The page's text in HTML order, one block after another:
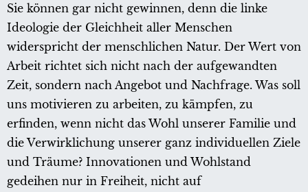
Sie können gar nicht gewinnen, denn die linke
Ideologie der Gleichheit aller Menschen
widerspricht der menschlichen Natur. Der Wert von
Arbeit richtet sich nicht nach der aufgewandten
Zeit, sondern nach Angebot und Nachfrage. Was soll
uns motivieren zu arbeiten, zu kämpfen, zu
erfinden, wenn nicht das Wohl unserer Familie und
die Verwirklichung unserer ganz individuellen Ziele
und Träume? Innovationen und Wohlstand
gedeihen nur in Freiheit, nicht auf